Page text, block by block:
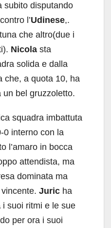
subito disputando
l’Udinese,.
che altro(due i
Nicola sta
solida e dalla
che, a quota 10, ha
bel gruzzoletto.
squadra imbattuta
0 interno con la
l’amaro in bocca
attendista, ma
dominata ma
Juric ha
i suoi ritmi e le sue
per ora i suoi